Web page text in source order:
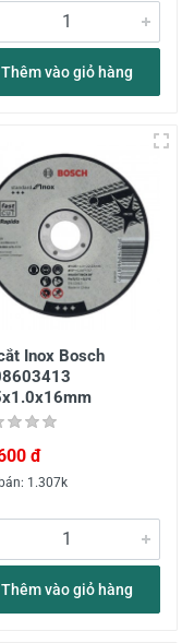
Thêm vào giỏ hàng
Inox Bosch
đ
1.307k
Thêm vào giỏ hàng